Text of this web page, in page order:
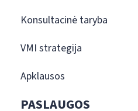
Konsultacinė taryba
VMI strategija
Apklausos
PASLAUGOS